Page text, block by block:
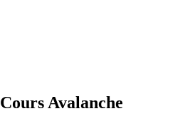
Cours Avalanche